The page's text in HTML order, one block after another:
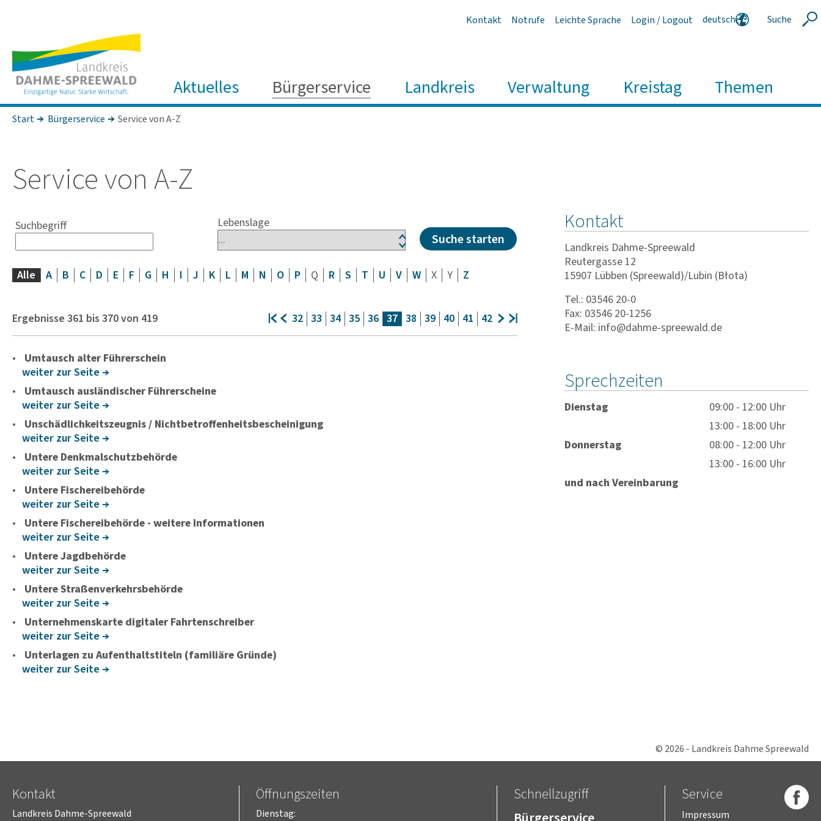
Kontakt Notrufe Leichte Sprache Login / Logout
deutsch
Suche
Aktuelles Bürgerservice Landkreis Verwaltung Kreistag Themen
Start Bürgerservice Service von A-Z
Service von A-Z
Suchbegriff Lebenslage
Suche starten
Alle A B C D E F G H I J K L M N O P Q R S T U V W X Y Z
Ergebnisse 361 bis 370von 419 32 33 34 35 36 37 38 39 40 41 42
Umtausch alter Führerschein
weiter zur Seite
Umtausch ausländischer Führerscheine
weiter zur Seite
Unschädlichkeitszeugnis / Nichtbetroffenheitsbescheinigung
weiter zur Seite
Untere Denkmalschutzbehörde
weiter zur Seite
Untere Fischereibehörde
weiter zur Seite
Untere Fischereibehörde - weitere Informationen
weiter zur Seite
Untere Jagdbehörde
weiter zur Seite
Untere Straßenverkehrsbehörde
weiter zur Seite
Unternehmenskarte digitaler Fahrtenschreiber
weiter zur Seite
Unter­lagen zu Aufent­halts­ti­teln (fami­liäre Gründe)
weiter zur Seite
Kontakt
Landkreis Dahme-Spreewald
Reutergasse 12
15907 Lübben (Spreewald)/Lubin (Błota)
Tel.: 03546 20-0
Fax: 03546 20-1256
E-Mail: info@dahme-spreewald.de
Sprechzeiten
Dienstag
09:00 - 12:00 Uhr
13:00 - 18:00 Uhr
Donnerstag
08:00 - 12:00 Uhr
13:00 - 16:00 Uhr
und nach Vereinbarung
© 2026 - Landkreis Dahme Spreewald
Kontakt
Landkreis Dahme-Spreewald
Öffnungszeiten
Dienstag:
Schnellzugriff
Service
Impressum